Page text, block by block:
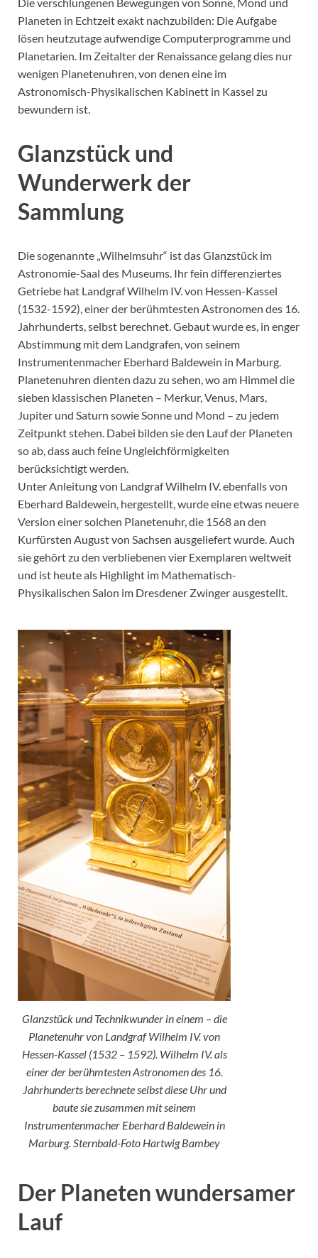
Planeten in Echtzeit exakt nachzubilden: Die Aufgabe
lösen heutzutage aufwendige Computerprogramme und
Planetarien. Im Zeitalter der Renaissance gelang dies nur
wenigen Planetenuhren, von denen eine im
Astronomisch-Physikalischen Kabinett in Kassel zu
bewundern ist.
Glanzstück und
Wunderwerk der
Sammlung
Die sogenannte „Wilhelmsuhr“ ist das Glanzstück im
Astronomie-Saal des Museums. Ihr fein differenziertes
Getriebe hat Landgraf Wilhelm IV. von Hessen-Kassel
(1532-1592), einer der berühmtesten Astronomen des 16.
Jahrhunderts, selbst berechnet. Gebaut wurde es, in enger
Abstimmung mit dem Landgrafen, von seinem
Instrumentenmacher Eberhard Baldewein in Marburg.
Planetenuhren dienten dazu zu sehen, wo am Himmel die
sieben klassischen Planeten – Merkur, Venus, Mars,
Jupiter und Saturn sowie Sonne und Mond – zu jedem
Zeitpunkt stehen. Dabei bilden sie den Lauf der Planeten
so ab, dass auch feine Ungleichförmigkeiten
berücksichtigt werden.
Unter Anleitung von Landgraf Wilhelm IV. ebenfalls von
Eberhard Baldewein, hergestellt, wurde eine etwas neuere
Version einer solchen Planetenuhr, die 1568 an den
Kurfürsten August von Sachsen ausgeliefert wurde. Auch
sie gehört zu den verbliebenen vier Exemplaren weltweit
und ist heute als Highlight im Mathematisch-
Physikalischen Salon im Dresdener Zwinger ausgestellt.
Glanzstück und Technikwunder in einem – die
Planetenuhr von Landgraf Wilhelm IV. von
Hessen-Kassel (1532 – 1592). Wilhelm IV. als
einer der berühmtesten Astronomen des 16.
Jahrhunderts berechnete selbst diese Uhr und
baute sie zusammen mit seinem
Instrumentenmacher Eberhard Baldewein in
Marburg. Sternbald-Foto Hartwig Bambey
Der Planeten wundersamer
Lauf